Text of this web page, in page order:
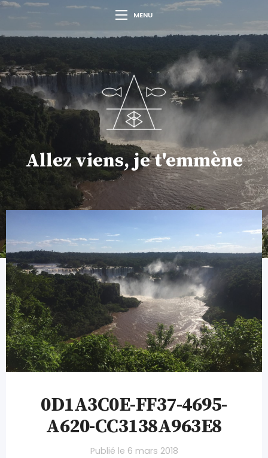
MENU
Allez viens, je t'emmène
0D1A3C0E-FF37-4695-
A620-CC3138A963E8
Publié le 6 mars 2018